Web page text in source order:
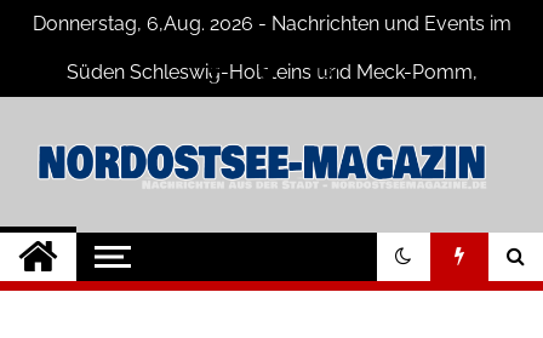
SkipDonnerstag, 6,Aug. 2026 - Nachrichten und Events im
Süden Schleswig-Holsteins und Meck-Pomm,
Nord-Ostsee-
Magazine Blog
Der Blog der Nord-Ostsee Magazine